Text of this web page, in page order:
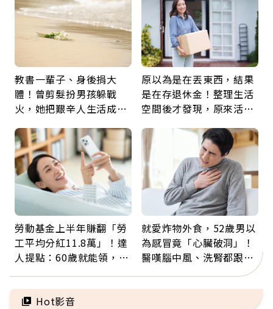
教書一輩子、身後捐大
體！曾剪髮扮男孩躲戰
火，她把艱辛人生活成風
福
原以為是在丟東西，結果
是在存退休金！整理生活
空間後才發現，原來活得
勞動基金上半年賺翻「勞
工平均分紅11.8萬」！達
人提點：60歲就能領，重
就愛炸物外食，52歲男以
為感冒竟「心臟破洞」！
醫嘆腦中風、洗腎都跟它
有關：4警訊是心臟在呼
救
Hot影音